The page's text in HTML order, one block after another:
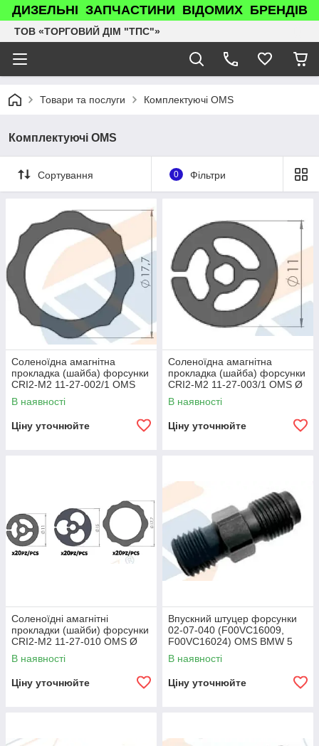
ДИЗЕЛЬНІ ЗАПЧАСТИНИ ВІДОМИХ БРЕНДІВ
ТОВ «ТОРГОВИЙ ДІМ "ТПС"»
Товари та послуги Комплектуючі OMS
Комплектуючі OMS
Сортування 0 Фільтри
Cоленоїдна амагнітна
прокладка (шайба) форсунки
CRI2-M2 11-27-002/1 OMS
Ø17,7
В наявності
Ціну уточнюйте
Cоленоїдна амагнітна
прокладка (шайба) форсунки
CRI2-M2 11-27-003/1 OMS Ø
11
В наявності
Ціну уточнюйте
Cоленоїдні амагнітні
прокладки (шайби) форсунки
CRI2-M2 11-27-010 OMS Ø
11, Ø15, Ø17,7
В наявності
Ціну уточнюйте
Впускний штуцер форсунки
02-07-040 (F00VC16009,
F00VC16024) OMS BMW 5
series (E39), BMW 3 series
В наявності
Ціну уточнюйте